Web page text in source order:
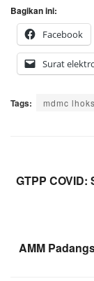
Bagikan ini:
Facebook
Surat
Tags: mdmc
GTPP
AMM